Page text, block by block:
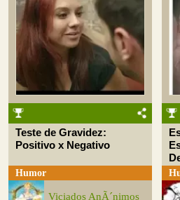
Teste de Gravidez:
Positivo x Negativo
Humor
Viciados AnÃ´nimos